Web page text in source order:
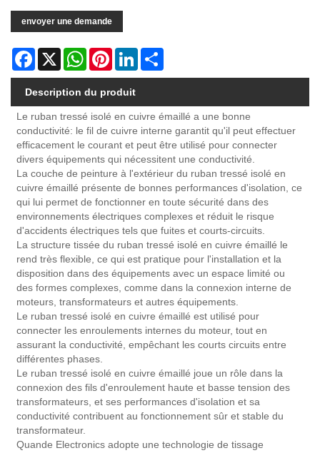
envoyer une demande
Facebook
X WhatsAppPinterestLinkedIn
Description du produit
Le ruban tressé isolé en cuivre émaillé a une bonne
conductivité: le fil de cuivre interne garantit qu'il peut effectuer
efficacement le courant et peut être utilisé pour connecter
divers équipements qui nécessitent une conductivité.
La couche de peinture à l'extérieur du ruban tressé isolé en
cuivre émaillé présente de bonnes performances d'isolation, ce
qui lui permet de fonctionner en toute sécurité dans des
environnements électriques complexes et réduit le risque
d'accidents électriques tels que fuites et courts-circuits.
La structure tissée du ruban tressé isolé en cuivre émaillé le
rend très flexible, ce qui est pratique pour l'installation et la
disposition dans des équipements avec un espace limité ou
des formes complexes, comme dans la connexion interne de
moteurs, transformateurs et autres équipements.
Le ruban tressé isolé en cuivre émaillé est utilisé pour
connecter les enroulements internes du moteur, tout en
assurant la conductivité, empêchant les courts circuits entre
différentes phases.
Le ruban tressé isolé en cuivre émaillé joue un rôle dans la
connexion des fils d'enroulement haute et basse tension des
transformateurs, et ses performances d'isolation et sa
conductivité contribuent au fonctionnement sûr et stable du
transformateur.
Quande Electronics adopte une technologie de tissage